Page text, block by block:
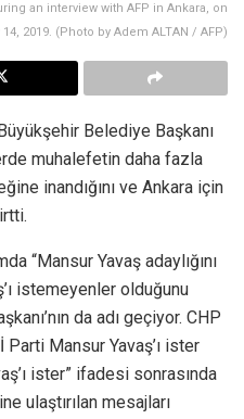
an interview with AFP in Ankara, on
14, 2019. (Photo by Adem ALTAN / AFP)
Belediye Başkanı
muhalefetin daha fazla
inandığını ve Ankara için
“Mansur Yavaş adaylığını
istemeyenler olduğunu
da adı geçiyor. CHP
Parti Mansur Yavaş’ı ister
ister” ifadesi sonrasında
ulaştırılan mesajları